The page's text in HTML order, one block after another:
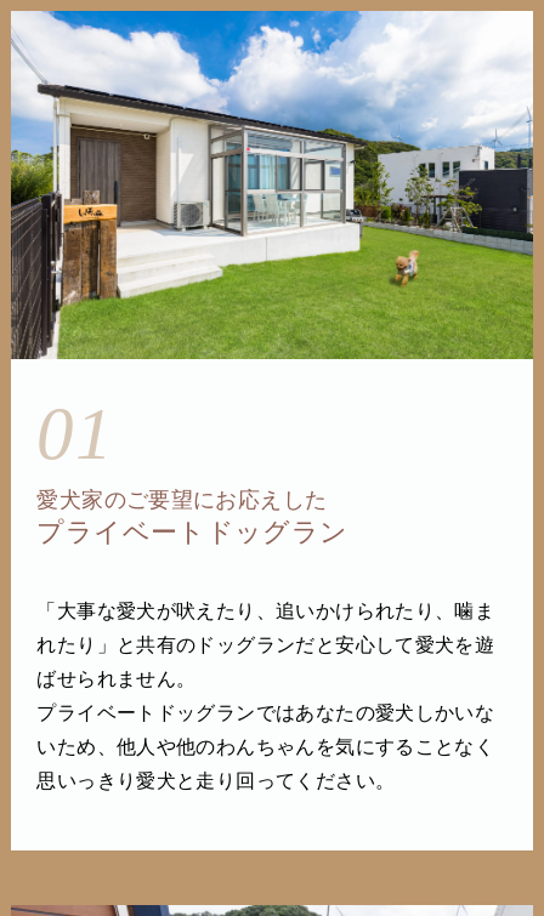
01
愛犬家のご要望にお応えした
プライベートドッグラン
「大事な愛犬が吠えたり、追いかけられたり、噛ま
れたり」と共有のドッグランだと安心して愛犬を遊
ばせられません。
プライベートドッグランではあなたの愛犬しかいな
いため、他人や他のわんちゃんを気にすることなく
思いっきり愛犬と走り回ってください。